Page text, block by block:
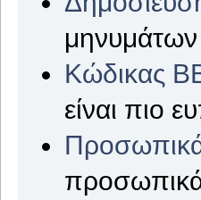
μηνυμάτων
Κώδικας
είναι πιο